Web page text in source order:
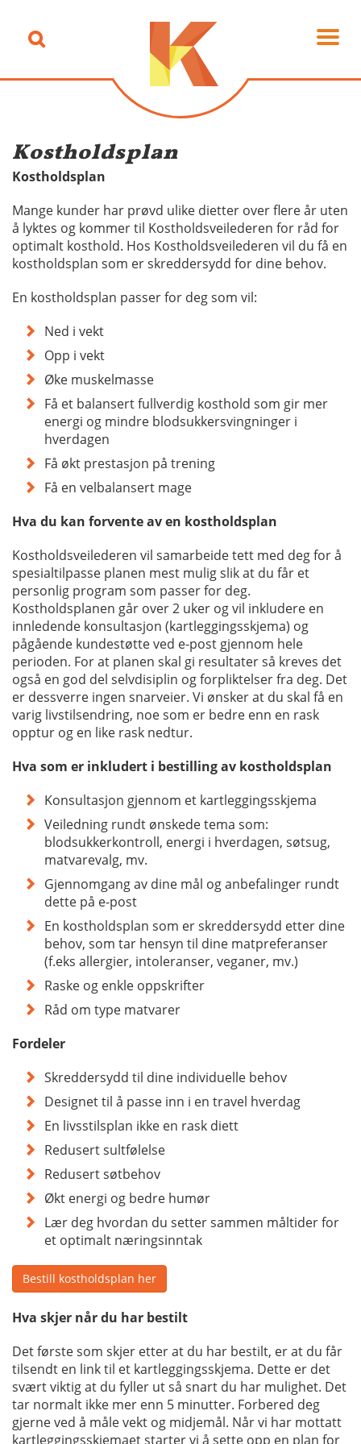
Kostholdsplan
Kostholdsplan
Mange kunder har prøvd ulike dietter over flere år uten
å lyktes og kommer til Kostholdsveilederen for råd for
optimalt kosthold. Hos Kostholdsveilederen vil du få en
kostholdsplan som er skreddersydd for dine behov.
En kostholdsplan passer for deg som vil:
Ned i vekt
Opp i vekt
Øke muskelmasse
Få et balansert fullverdig kosthold som gir mer
energi og mindre blodsukkersvingninger i
hverdagen
Få økt prestasjon på trening
Få en velbalansert mage
Hva du kan forvente av en kostholdsplan
Kostholdsveilederen vil samarbeide tett med deg for å
spesialtilpasse planen mest mulig slik at du får et
personlig program som passer for deg.
Kostholdsplanen går over 2 uker og vil inkludere en
innledende konsultasjon (kartleggingsskjema) og
pågående kundestøtte ved e-post gjennom hele
perioden. For at planen skal gi resultater så kreves det
også en god del selvdisiplin og forpliktelser fra deg. Det
er dessverre ingen snarveier. Vi ønsker at du skal få en
varig livstilsendring, noe som er bedre enn en rask
opptur og en like rask nedtur.
Hva som er inkludert i bestilling av kostholdsplan
Konsultasjon gjennom et kartleggingsskjema
Veiledning rundt ønskede tema som:
blodsukkerkontroll, energi i hverdagen, søtsug,
matvarevalg, mv.
Gjennomgang av dine mål og anbefalinger rundt
dette på e-post
En kostholdsplan som er skreddersydd etter dine
behov, som tar hensyn til dine matpreferanser
(f.eks allergier, intoleranser, veganer, mv.)
Raske og enkle oppskrifter
Råd om type matvarer
Fordeler
Skreddersydd til dine individuelle behov
Designet til å passe inn i en travel hverdag
En livsstilsplan ikke en rask diett
Redusert sultfølelse
Redusert søtbehov
Økt energi og bedre humør
Lær deg hvordan du setter sammen måltider for
et optimalt næringsinntak
Bestill kostholdsplan her
Hva skjer når du har bestilt
Det første som skjer etter at du har bestilt, er at du får
tilsendt en link til et kartleggingsskjema. Dette er det
svært viktig at du fyller ut så snart du har mulighet. Det
tar normalt ikke mer enn 5 minutter. Forbered deg
gjerne ved å måle vekt og midjemål. Når vi har mottatt
kartleggingsskjemaet starter vi å sette opp en plan for